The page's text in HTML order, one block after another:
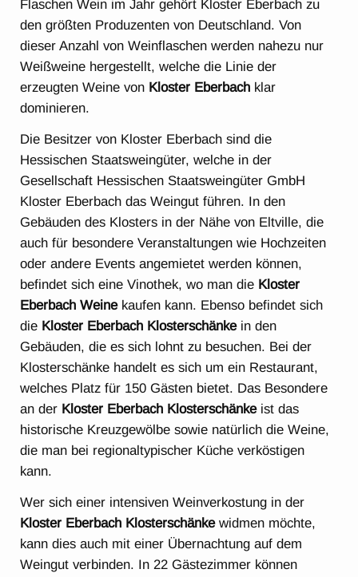
Flaschen Wein im Jahr gehört Kloster Eberbach zu
den größten Produzenten von Deutschland. Von
dieser Anzahl von Weinflaschen werden nahezu nur
Weißweine hergestellt, welche die Linie der
erzeugten Weine von Kloster Eberbach klar
dominieren.
Die Besitzer von Kloster Eberbach sind die
Hessischen Staatsweingüter, welche in der
Gesellschaft Hessischen Staatsweingüter GmbH
Kloster Eberbach das Weingut führen. In den
Gebäuden des Klosters in der Nähe von Eltville, die
auch für besondere Veranstaltungen wie Hochzeiten
oder andere Events angemietet werden können,
befindet sich eine Vinothek, wo man die Kloster
Eberbach Weinekaufen kann. Ebenso befindet sich
die Kloster Eberbach Klosterschänkein den
Gebäuden, die es sich lohnt zu besuchen. Bei der
Klosterschänke handelt es sich um ein Restaurant,
welches Platz für 150 Gästen bietet. Das Besondere
an der Kloster Eberbach Klosterschänkeist das
historische Kreuzgewölbe sowie natürlich die Weine,
die man bei regionaltypischer Küche verköstigen
kann.
Wer sich einer intensiven Weinverkostung in der
Kloster Eberbach Klosterschänkewidmen möchte,
kann dies auch mit einer Übernachtung auf dem
Weingut verbinden. In 22 Gästezimmer können